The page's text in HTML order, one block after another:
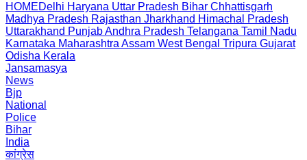
HOMEDelhi Haryana Uttar Pradesh Bihar Chhattisgarh
Madhya Pradesh Rajasthan Jharkhand Himachal Pradesh
Uttarakhand PunjabAndhra Pradesh Telangana Tamil Nadu
Karnataka Maharashtra Assam West Bengal Tripura Gujarat
Odisha Kerala
Jansamasya
News
Bjp
National
Police
Bihar
India
कांग्रेस